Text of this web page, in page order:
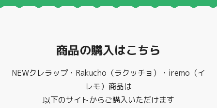
商品の購入はこちら
NEWクレラップ・Rakucho（ラクッチョ）・iremo（イ
レモ）商品は
以下のサイトからご購入いただけます